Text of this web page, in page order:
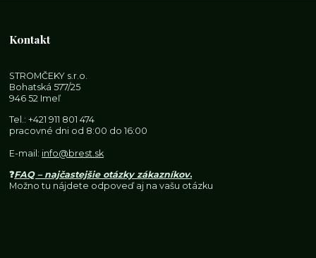
Kontakt
STROMČEKY s.r.o.
Bohatská 577/25
946 52 Imeľ
Tel.:+421 911 801 474
pracovné dni od 8:00 do 16:00
E-mail: info@brest.sk
❓FAQ – najčastejšie otázky zákazníkov.
Možno tu nájdete odpoveď aj na vašu otázku